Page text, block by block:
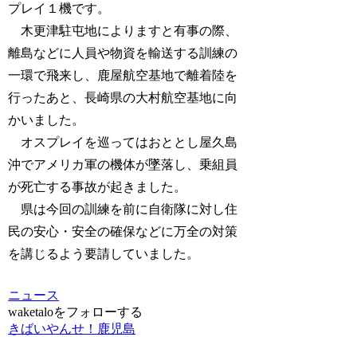
プレイ１機です。
木更津駐屯地によりますと有事の際、
離島などに人員や物資を輸送する訓練の
一環で飛来し、鹿屋航空基地で離着陸を
行ったあと、長崎県の大村航空基地に向
かいました。
オスプレイを巡ってはおととし屋久島
沖でアメリカ軍の機体が墜落し、乗組員
が死亡する事故が起きました。
県は今回の訓練を前に自衛隊に対し住
民の安心・安全の確保などに万全の対策
を講じるよう要請していました。
ニュース
waketaloをフォローする
きばいやんせ！鹿児島